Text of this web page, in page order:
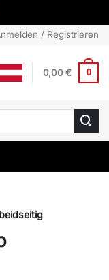
/ Registrieren
0,00€ 0